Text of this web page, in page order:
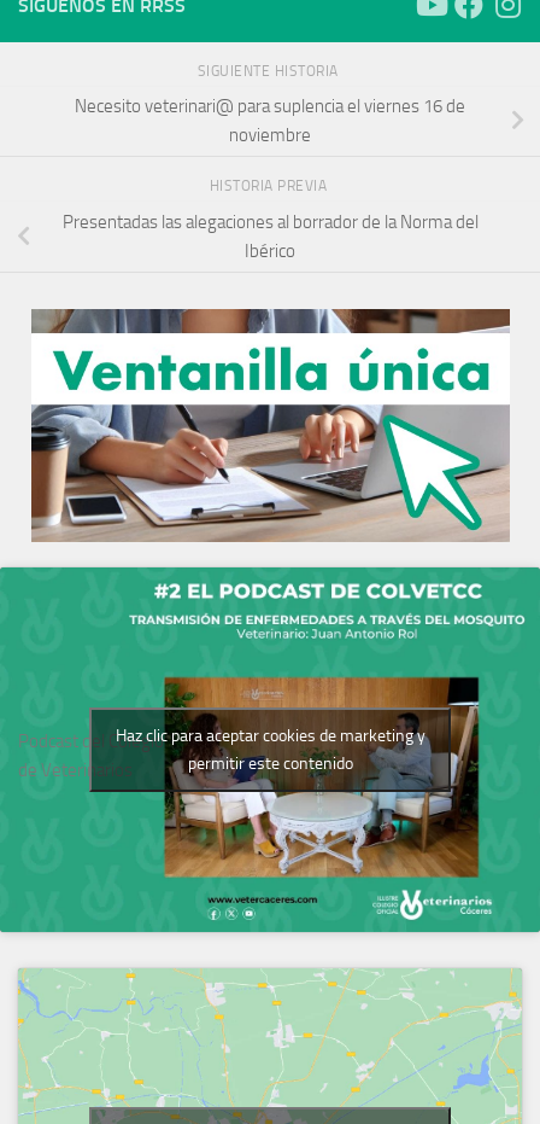
SÍGUENOS EN RRSS
SIGUIENTE HISTORIA
Necesito veterinari@ para suplencia el viernes 16 de
noviembre
HISTORIA PREVIA
Presentadas las alegaciones al borrador de la Norma del
Ibérico
Podcast del Colegio
de Veterinarios
Haz clic para aceptar cookies de marketing y
permitir este contenido